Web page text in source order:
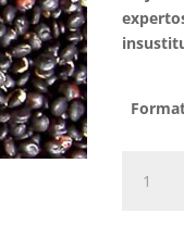
NEGRA